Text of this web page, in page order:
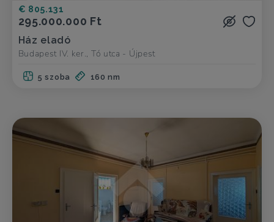
€ 805.131
295.000.000 Ft
Ház eladó
Budapest IV. ker., Tó utca - Újpest
5 szoba 160 nm